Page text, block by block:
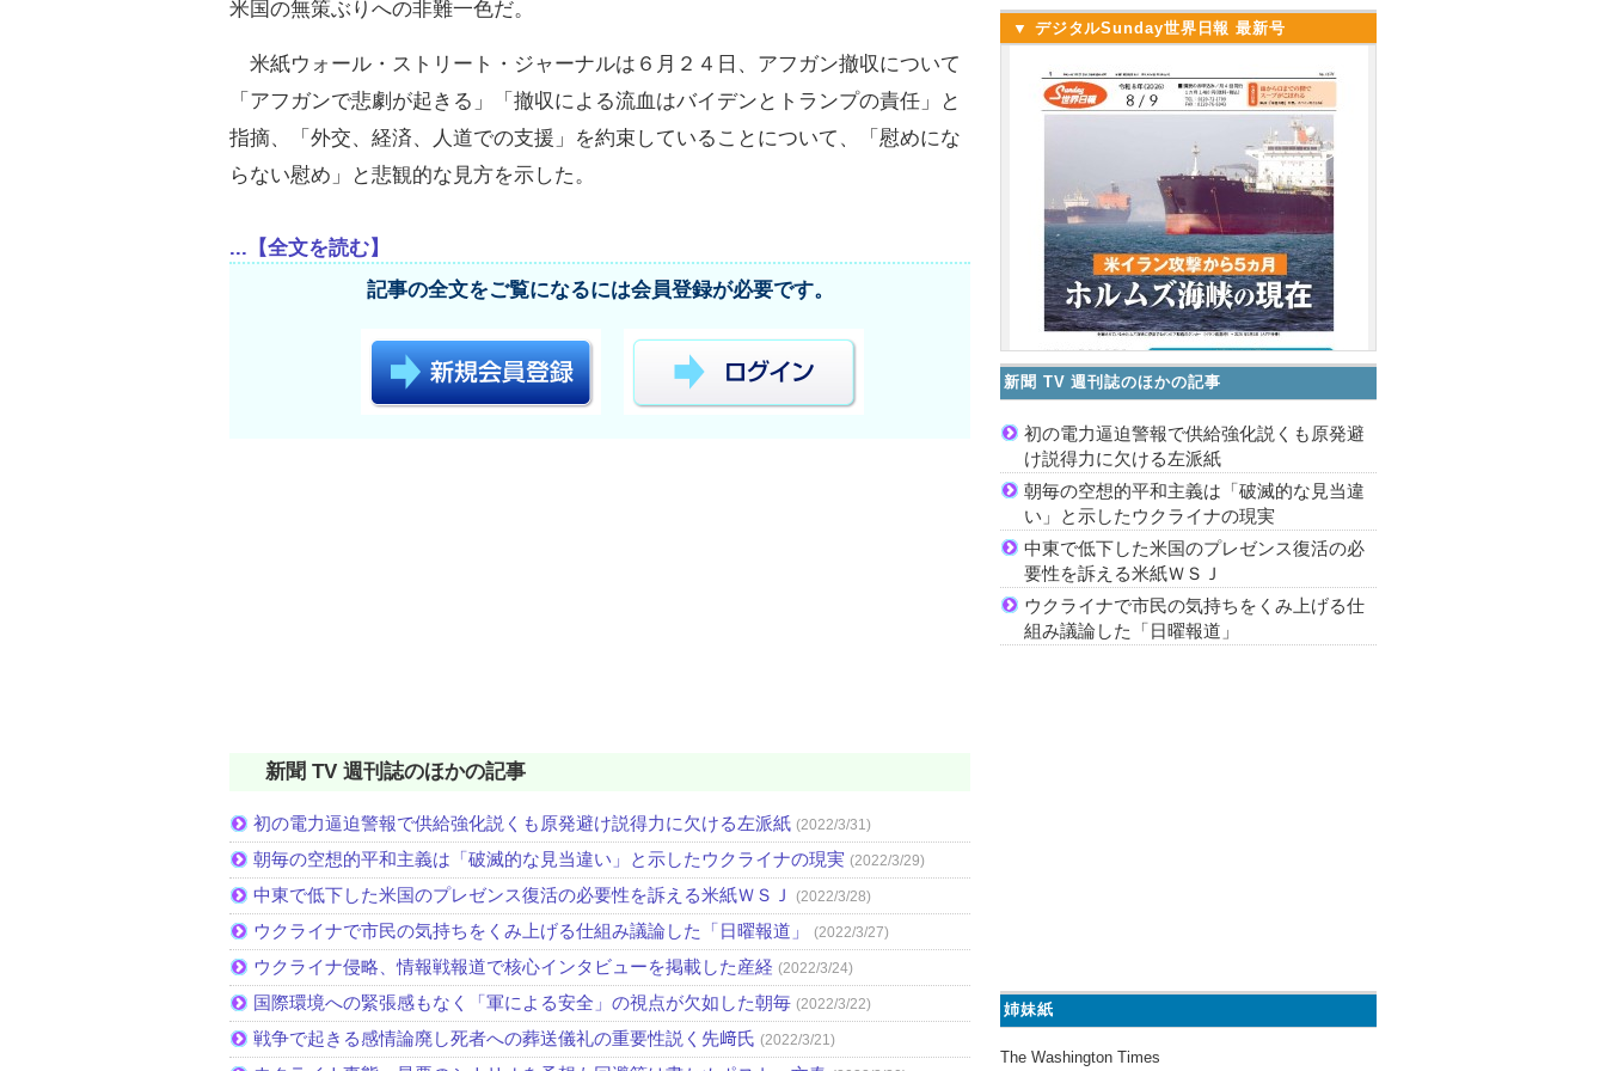
米国の無策ぶりへの非難一色だ。
米紙ウォール・ストリート・ジャーナルは６月２４日、アフガン撤収について
「アフガンで悲劇が起きる」「撤収による流血はバイデンとトランプの責任」と
指摘、「外交、経済、人道での支援」を約束していることについて、「慰めにな
らない慰め」と悲観的な見方を示した。
...【全文を読む】
記事の全文をご覧になるには会員登録が必要です。
新聞 TV 週刊誌のほかの記事
初の電力逼迫警報で供給強化説くも原発避け説得力に欠ける左派紙 (2022/3/31)
朝毎の空想的平和主義は「破滅的な見当違い」と示したウクライナの現実 (2022/3/29)
中東で低下した米国のプレゼンス復活の必要性を訴える米紙ＷＳＪ (2022/3/28)
ウクライナで市民の気持ちをくみ上げる仕組み議論した「日曜報道」 (2022/3/27)
ウクライナ侵略、情報戦報道で核心インタビューを掲載した産経 (2022/3/24)
国際環境への緊張感もなく「軍による安全」の視点が欠如した朝毎 (2022/3/22)
戦争で起きる感情論廃し死者への葬送儀礼の重要性説く先﨑氏 (2022/3/21)
▼ デジタルSunday世界日報 最新号
新聞 TV 週刊誌のほかの記事
初の電力逼迫警報で供給強化説くも原発避
け説得力に欠ける左派紙
朝毎の空想的平和主義は「破滅的な見当違
い」と示したウクライナの現実
中東で低下した米国のプレゼンス復活の必
要性を訴える米紙ＷＳＪ
ウクライナで市民の気持ちをくみ上げる仕
組み議論した「日曜報道」
姉妹紙
The Washington Times